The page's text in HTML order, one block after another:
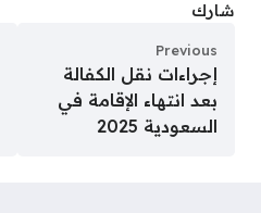
شارك
Previous
إجراءات نقل الكفالة
بعد انتهاء الإقامة في
السعودية 2025